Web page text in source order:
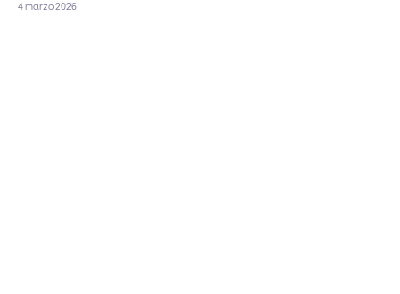
4 marzo 2026